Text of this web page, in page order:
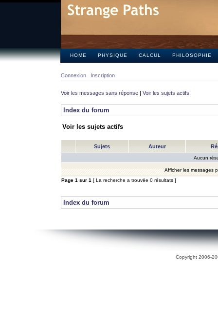
HOME PHYSIQUE CALCUL PHILOSOPHIE
Connexion Inscription
Voir les messages sans réponse | Voir les sujets actifs
Index du forum
Voir les sujets actifs
Sujets Auteur
Aucun
Afficher les messages
Page 1 sur 1 [ La recherche a trouvée 0 résultats ]
Index du forum
Copyright 2006-